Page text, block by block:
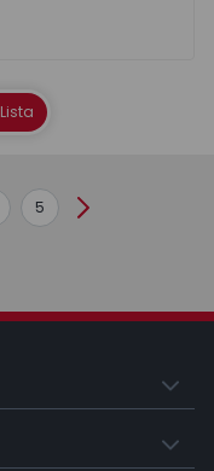
Lista
5 Seguinte